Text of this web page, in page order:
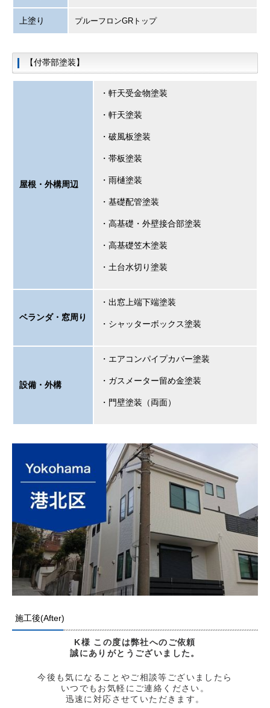
上塗り プルーフロンGRトップ
【付帯部塗装】
屋根・外構周辺
・軒天受金物塗装
・軒天塗装
・破風板塗装
・帯板塗装
・雨樋塗装
・基礎配管塗装
・高基礎・外壁接合部塗装
・高基礎笠木塗装
・土台水切り塗装
ベランダ・窓周り
・出窓上端下端塗装
・シャッターボックス塗装
設備・外構
・エアコンパイプカバー塗装
・ガスメーター留め金塗装
・門壁塗装（両面）
施工後(After)
K様 この度は弊社へのご依頼
誠にありがとう ございました。
今後も気になることやご相談等ございましたら
いつでもお気軽にご連絡ください。
迅速に対応させていただきます。